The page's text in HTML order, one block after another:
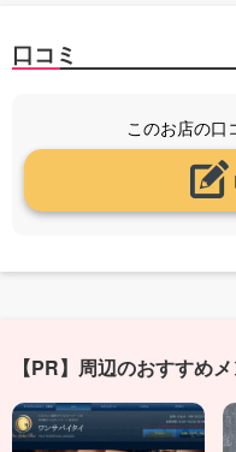
口コミ
このお店の口
【PR】周辺のおすすめ